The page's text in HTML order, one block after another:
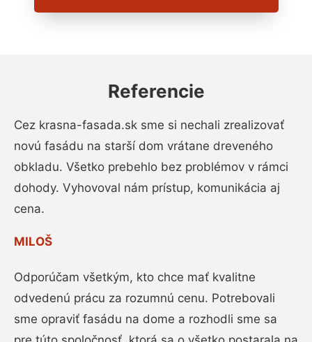
Referencie
Cez krasna-fasada.sk sme si nechali zrealizovať
novú fasádu na starší dom vrátane dreveného
obkladu. Všetko prebehlo bez problémov v rámci
dohody. Vyhovoval nám prístup, komunikácia aj
cena.
MILOŠ
Odporúčam všetkým, kto chce mať kvalitne
odvedenú prácu za rozumnú cenu. Potrebovali
sme opraviť fasádu na dome a rozhodli sme sa